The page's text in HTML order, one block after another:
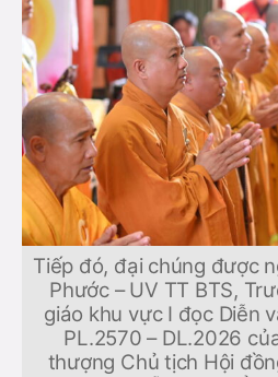
Tiếp đó, đại chúng được
Phước – UV TT BTS,
giáo khu vực I đọc Diễn
PL.2570 – DL.2026
thượng Chủ tịch Hội